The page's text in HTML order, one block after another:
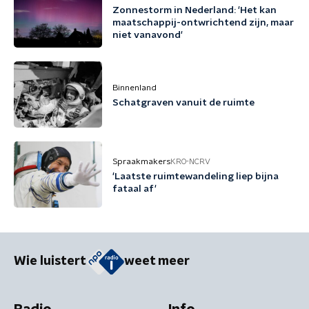
Zonnestorm in Nederland: 'Het kan
maatschappij-ontwrichtend zijn, maar
niet vanavond'
Binnenland
Schatgraven vanuit de ruimte
SpraakmakersKRO-NCRV
'Laatste ruimtewandeling liep bijna
fataal af'
Wie luistert weet meer